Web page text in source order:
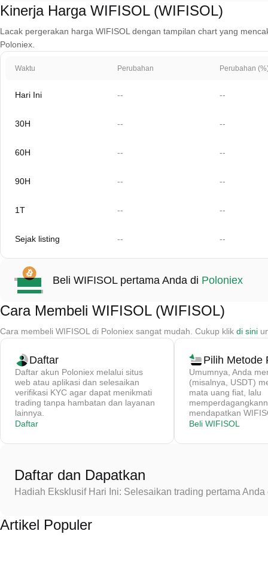
Kinerja Harga WIFISOL (WIFISOL)
Lacak pergerakan harga WIFISOL dengan tampilan chart yang
Poloniex.
Waktu Perubahan Perubahan
Hari Ini -- --
30H -- --
60H -- --
90H -- --
1T -- --
Sejak listing -- --
Beli WIFISOL pertama Anda di Poloniex
Cara Membeli WIFISOL (WIFISOL)
Cara membeli WIFISOL di Poloniex sangat mudah. Cukup klik di sini
Daftar
Daftar akun Poloniex melalui situs
web atau aplikasi dan selesaikan
verifikasi KYC agar dapat menikmati
trading tanpa hambatan dan layanan
lainnya.
Daftar
Pilih Metode
Umumnya, Anda
(misalnya, USDT)
mata uang fiat, lalu
mendapatkan
Beli WIFISOL
Daftar dan Dapatkan
Hadiah Eksklusif Hari Ini: Selesaikan trading pertama
Artikel Populer